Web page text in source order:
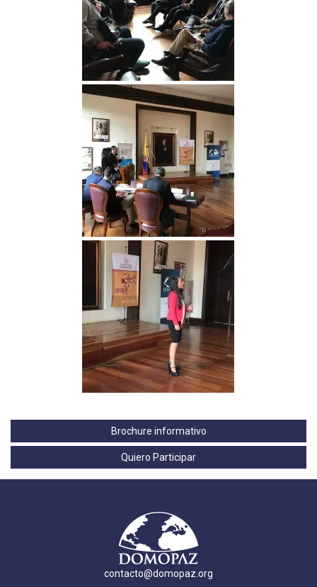
Brochure informativo
Quiero Participar
contacto@domopaz.org